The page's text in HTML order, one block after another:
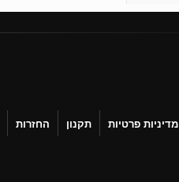
מדיניות פרטיות תקנון החזרות